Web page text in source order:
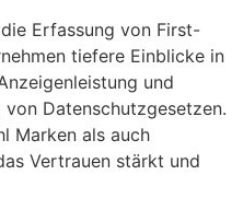
Erfassung von First-
tiefere Einblicke in
und
Datenschutzgesetzen.
Marken als auch
Vertrauen stärkt und